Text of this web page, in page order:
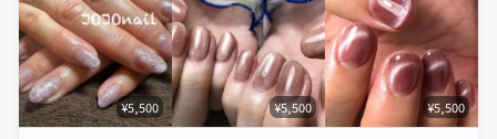
¥5,500 ¥5,500 ¥5,500